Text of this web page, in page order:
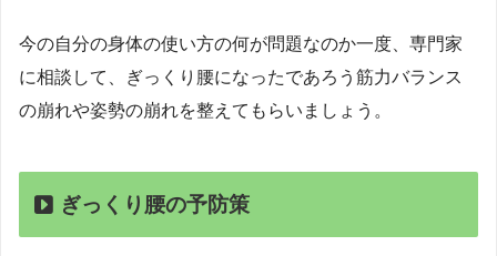
今の自分の身体の使い方の何が問題なのか一度、専門家
に相談して、ぎっくり腰になったであろう筋力バランス
の崩れや姿勢の崩れを整えてもらいましょう。
ぎっくり腰の予防策